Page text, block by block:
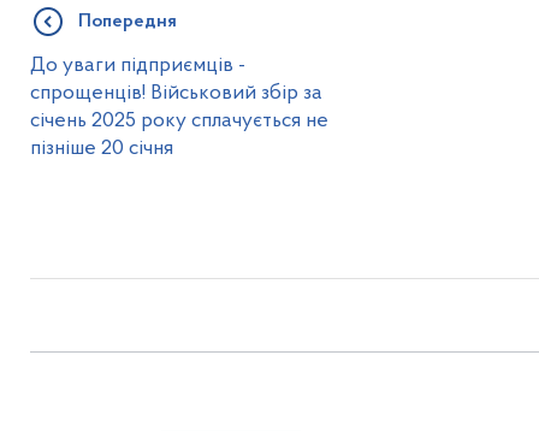
Попередня
До уваги підприємців -
спрощенців! Військовий збір за
січень 2025 року сплачується не
пізніше 20 січня